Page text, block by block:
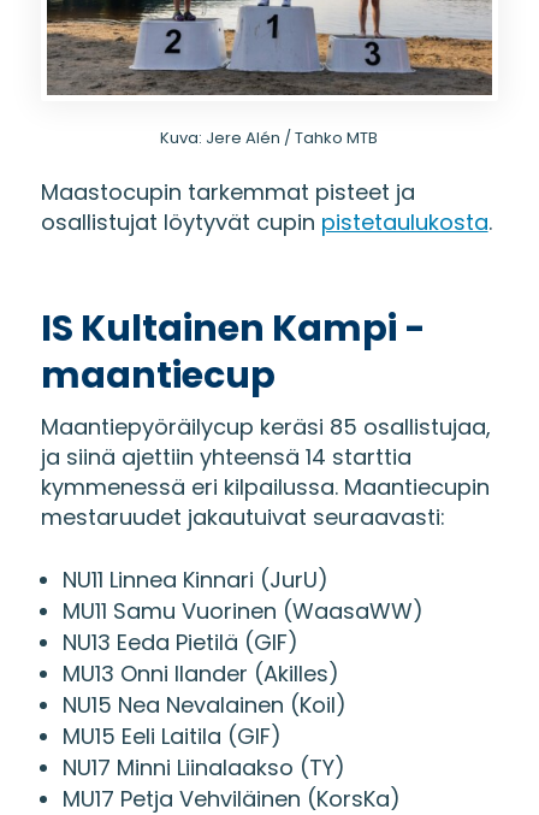
Kuva: Jere Alén / Tahko MTB
Maastocupin tarkemmat pisteet ja
osallistujat löytyvät cupin pistetaulukosta.
IS Kultainen Kampi -
maantiecup
Maantiepyöräilycup keräsi 85 osallistujaa,
ja siinä ajettiin yhteensä 14 starttia
kymmenessä eri kilpailussa. Maantiecupin
mestaruudet jakautuivat seuraavasti:
NU11 Linnea Kinnari (JurU)
MU11 Samu Vuorinen (WaasaWW)
NU13 Eeda Pietilä (GIF)
MU13 Onni Ilander (Akilles)
NU15 Nea Nevalainen (Koil)
MU15 Eeli Laitila (GIF)
NU17 Minni Liinalaakso (TY)
MU17 Petja Vehviläinen (KorsKa)